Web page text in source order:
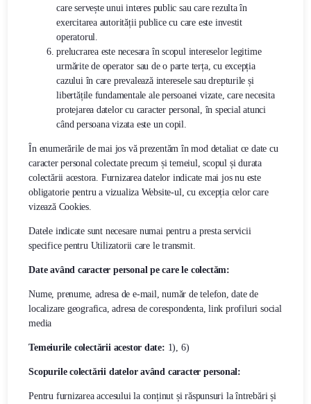
care servește unui interes public sau care rezulta în
exercitarea autorității publice cu care este investit
operatorul.
prelucrarea este necesara în scopul intereselor legitime
urmărite de operator sau de o parte terța, cu excepția
cazului în care prevalează interesele sau drepturile și
libertățile fundamentale ale persoanei vizate, care necesita
protejarea datelor cu caracter personal, în special atunci
când persoana vizata este un copil.
În enumerările de mai jos vă prezentăm în mod detaliat ce date cu
caracter personal colectate precum și temeiul, scopul și durata
colectării acestora. Furnizarea datelor indicate mai jos nu este
obligatorie pentru a vizualiza Website-ul, cu excepția celor care
vizează Cookies.
Datele indicate sunt necesare numai pentru a presta servicii
specifice pentru Utilizatorii care le transmit.
Date având caracter personal pe care le colectăm:
Nume, prenume, adresa de e-mail, număr de telefon, date de
localizare geografica, adresa de corespondenta, link profiluri social
media
Temeiurile colectării acestor date: 1), 6)
Scopurile colectării datelor având caracter personal:
Pentru furnizarea accesului la conținut și răspunsuri la întrebări și